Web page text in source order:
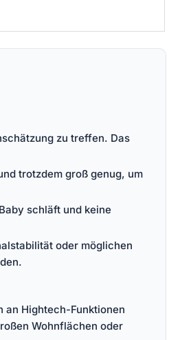
zu treffen. Das
trotzdem groß genug, um
schläft und keine
oder möglichen
an Hightech-Funktionen
Wohnflächen oder